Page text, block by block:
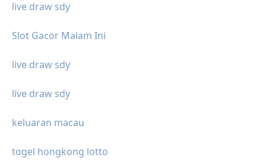
live draw sdy
Slot Gacor Malam Ini
live draw sdy
live draw sdy
keluaran macau
togel hongkong lotto